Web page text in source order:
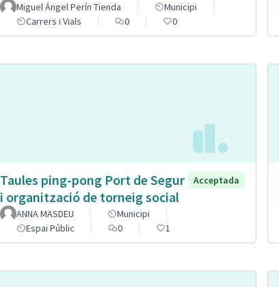
Miguel Ángel Perín Tienda
Municipi
Carrers i Vials
0 0
Taules ping-pong Port de Segur
i organització de torneig social
Acceptada
ANNA MASDEU
Municipi
Espai Públic
0 1